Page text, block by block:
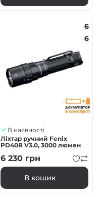
6
6
В наявності
Ліхтар ручний Fenix
PD40R V3.0, 3000 люмен
6 230 грн
В кошик